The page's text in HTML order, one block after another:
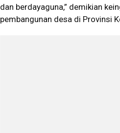
dan berdayaguna,” demikian
pembangunan desa di Provinsi